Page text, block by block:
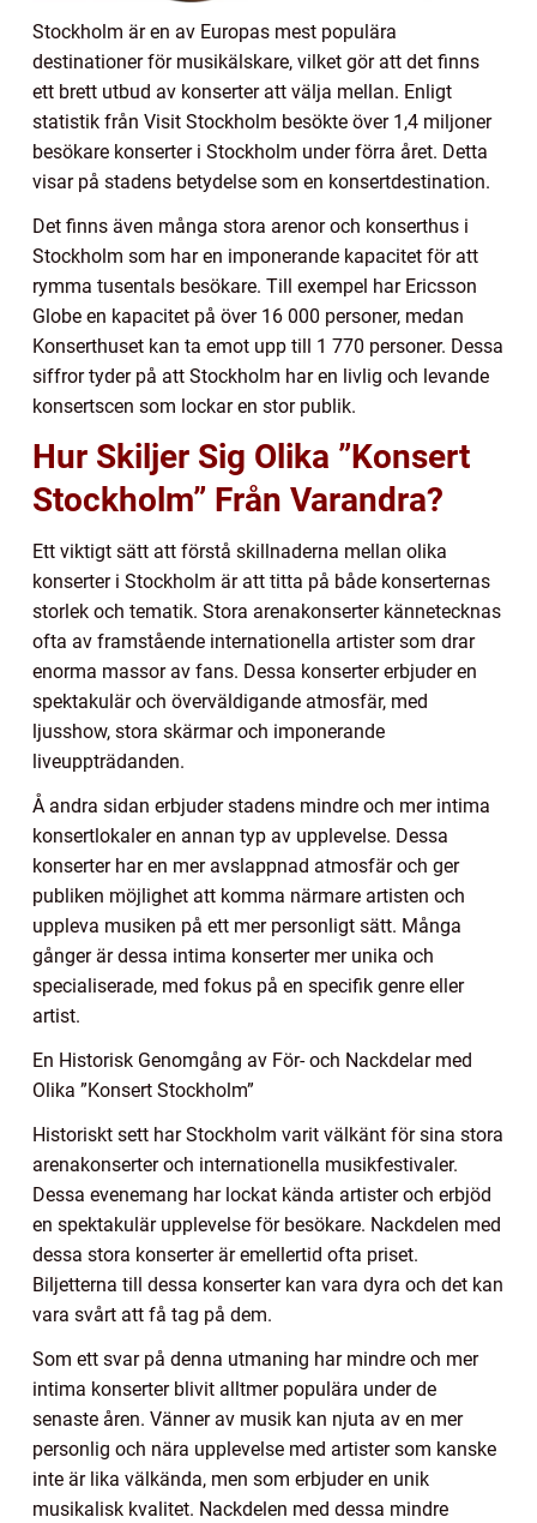
Stockholm är en av Europas mest populära
destinationer för musikälskare, vilket gör att det finns
ett brett utbud av konserter att välja mellan. Enligt
statistik från Visit Stockholm besökte över 1,4 miljoner
besökare konserter i Stockholm under förra året. Detta
visar på stadens betydelse som en konsertdestination.
Det finns även många stora arenor och konserthus i
Stockholm som har en imponerande kapacitet för att
rymma tusentals besökare. Till exempel har Ericsson
Globe en kapacitet på över 16 000 personer, medan
Konserthuset kan ta emot upp till 1 770 personer. Dessa
siffror tyder på att Stockholm har en livlig och levande
konsertscen som lockar en stor publik.
Hur Skiljer Sig Olika ”Konsert
Stockholm” Från Varandra?
Ett viktigt sätt att förstå skillnaderna mellan olika
konserter i Stockholm är att titta på både konserternas
storlek och tematik. Stora arenakonserter kännetecknas
ofta av framstående internationella artister som drar
enorma massor av fans. Dessa konserter erbjuder en
spektakulär och överväldigande atmosfär, med
ljusshow, stora skärmar och imponerande
liveuppträdanden.
Å andra sidan erbjuder stadens mindre och mer intima
konsertlokaler en annan typ av upplevelse. Dessa
konserter har en mer avslappnad atmosfär och ger
publiken möjlighet att komma närmare artisten och
uppleva musiken på ett mer personligt sätt. Många
gånger är dessa intima konserter mer unika och
specialiserade, med fokus på en specifik genre eller
artist.
En Historisk Genomgång av För- och Nackdelar med
Olika ”Konsert Stockholm”
Historiskt sett har Stockholm varit välkänt för sina stora
arenakonserter och internationella musikfestivaler.
Dessa evenemang har lockat kända artister och erbjöd
en spektakulär upplevelse för besökare. Nackdelen med
dessa stora konserter är emellertid ofta priset.
Biljetterna till dessa konserter kan vara dyra och det kan
vara svårt att få tag på dem.
Som ett svar på denna utmaning har mindre och mer
intima konserter blivit alltmer populära under de
senaste åren. Vänner av musik kan njuta av en mer
personlig och nära upplevelse med artister som kanske
inte är lika välkända, men som erbjuder en unik
musikalisk kvalitet. Nackdelen med dessa mindre